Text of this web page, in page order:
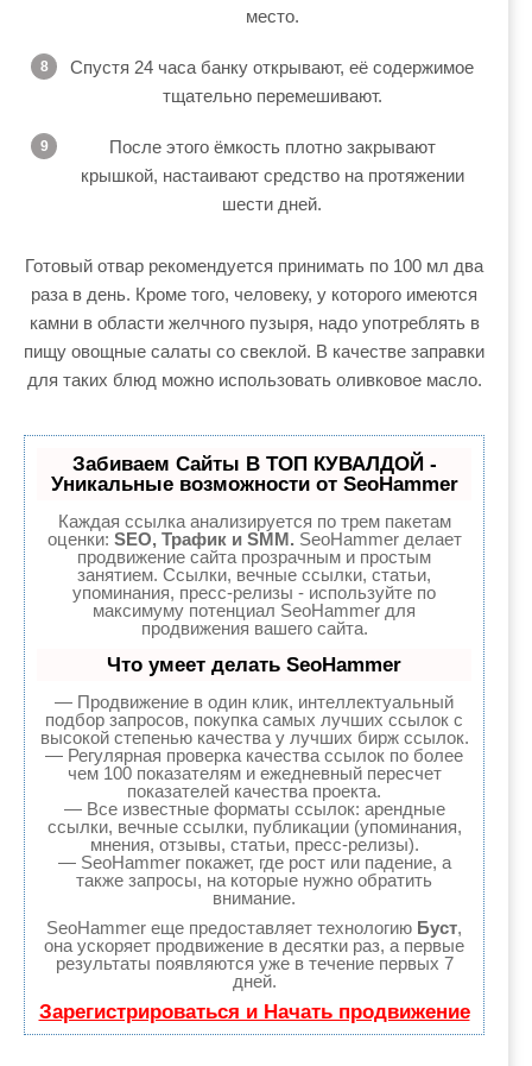
место.
Спустя 24 часа банку открывают, её содержимое
тщательно перемешивают.
После этого ёмкость плотно закрывают
крышкой, настаивают средство на протяжении
шести дней.
Готовый отвар рекомендуется принимать по 100 мл два
раза в день. Кроме того, человеку, у которого имеются
камни в области желчного пузыря, надо употреблять в
пищу овощные салаты со свеклой. В качестве заправки
для таких блюд можно использовать оливковое масло.
Забиваем Сайты В ТОП КУВАЛДОЙ -
Уникальные возможности от SeoHammer
Каждая ссылка анализируется по трем пакетам
оценки: SEO, Трафик и SMM. SeoHammer делает
продвижение сайта прозрачным и простым
занятием. Ссылки, вечные ссылки, статьи,
упоминания, пресс-релизы - используйте по
максимуму потенциал SeoHammer для
продвижения вашего сайта.
Что умеет делать SeoHammer
— Продвижение в один клик, интеллектуальный
подбор запросов, покупка самых лучших ссылок с
высокой степенью качества у лучших бирж ссылок.
— Регулярная проверка качества ссылок по более
чем 100 показателям и ежедневный пересчет
показателей качества проекта.
— Все известные форматы ссылок: арендные
ссылки, вечные ссылки, публикации (упоминания,
мнения, отзывы, статьи, пресс-релизы).
— SeoHammer покажет, где рост или падение, а
также запросы, на которые нужно обратить
внимание.
SeoHammer еще предоставляет технологию Буст,
она ускоряет продвижение в десятки раз, а первые
результаты появляются уже в течение первых 7
дней.
Зарегистрироваться и Начать продвижение